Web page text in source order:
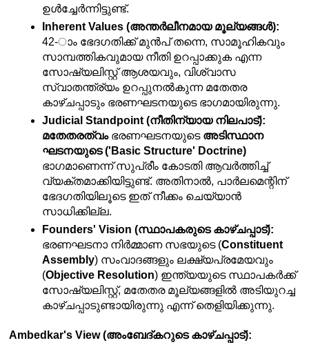
ഉൾച്ചേർന്നിട്ടുണ്ട്.
Inherent Values (അന്തർലീനമായ മൂല്യങ്ങൾ):
42-ാം ഭേദഗതിക്ക് മുൻപ് തന്നെ, സാമൂഹികവും
സാമ്പത്തികവുമായ നീതി ഉറപ്പാക്കുക എന്ന
സോഷ്യലിസ്റ്റ് ആശയവും, വിശ്വാസ
സ്വാതന്ത്ര്യം ഉറപ്പുനൽകുന്ന മതേതര
കാഴ്ചപ്പാടും ഭരണഘടനയുടെ ഭാഗമായിരുന്നു.
Judicial Standpoint (നീതിന്യായ നിലപാട്):
മതേതരത്വം ഭരണഘടനയുടെ അടിസ്ഥാന
ഘടനയുടെ ('Basic Structure' Doctrine)
ഭാഗമാണെന്ന് സുപ്രീം കോടതി ആവർത്തിച്ച്
വ്യക്തമാക്കിയിട്ടുണ്ട്. അതിനാൽ, പാർലമെന്റിന്
ഭേദഗതിയിലൂടെ ഇത് നീക്കം ചെയ്യാൻ
സാധിക്കില്ല.
Founders' Vision (സ്ഥാപകരുടെ കാഴ്ചപ്പാട്):
ഭരണഘടനാ നിർമ്മാണ സഭയുടെ (Constituent
Assembly) സംവാദങ്ങളും ലക്ഷ്യപ്രമേയവും
(Objective Resolution) ഇന്ത്യയുടെ സ്ഥാപകർക്ക്
സോഷ്യലിസ്റ്റ്, മതേതര മൂല്യങ്ങളിൽ അടിയുറച്ച
കാഴ്ചപ്പാടുണ്ടായിരുന്നു എന്ന് തെളിയിക്കുന്നു.
Ambedkar's View (അംബേദ്കറുടെ കാഴ്ചപ്പാട്):